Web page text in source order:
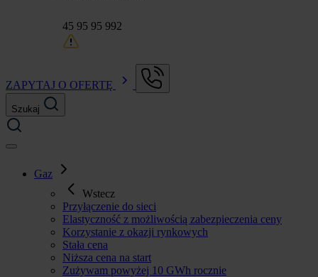
45 95 95 992
ZAPYTAJ O OFERTĘ
Szukaj
Gaz
Wstecz
Przyłączenie do sieci
Elastyczność z możliwością zabezpieczenia ceny
Korzystanie z okazji rynkowych
Stała cena
Niższa cena na start
Zużywam powyżej 10 GWh rocznie